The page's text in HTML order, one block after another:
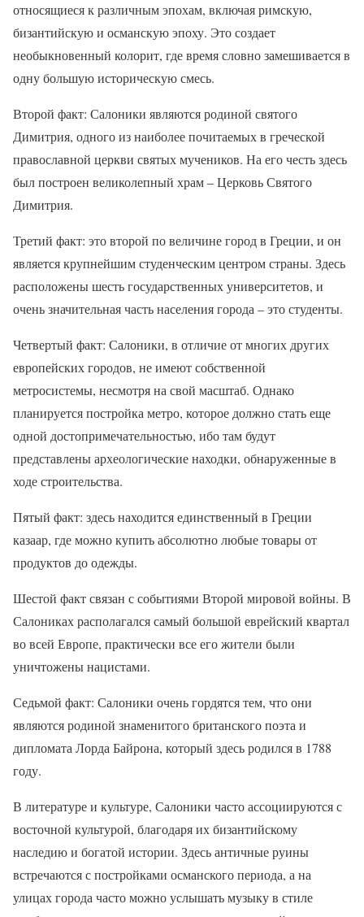
относящиеся к различным эпохам, включая римскую,
бизантийскую и османскую эпоху. Это создает
необыкновенный колорит, где время словно замешивается в
одну большую историческую смесь.
Второй факт: Салоники являются родиной святого
Димитрия, одного из наиболее почитаемых в греческой
православной церкви святых мучеников. На его честь здесь
был построен великолепный храм – Церковь Святого
Димитрия.
Третий факт: это второй по величине город в Греции, и он
является крупнейшим студенческим центром страны. Здесь
расположены шесть государственных университетов, и
очень значительная часть населения города – это студенты.
Четвертый факт: Салоники, в отличие от многих других
европейских городов, не имеют собственной
метросистемы, несмотря на свой масштаб. Однако
планируется постройка метро, которое должно стать еще
одной достопримечательностью, ибо там будут
представлены археологические находки, обнаруженные в
ходе строительства.
Пятый факт: здесь находится единственный в Греции
казаар, где можно купить абсолютно любые товары от
продуктов до одежды.
Шестой факт связан с событиями Второй мировой войны. В
Салониках располагался самый большой еврейский квартал
во всей Европе, практически все его жители были
уничтожены нацистами.
Седьмой факт: Салоники очень гордятся тем, что они
являются родиной знаменитого британского поэта и
дипломата Лорда Байрона, который здесь родился в 1788
году.
В литературе и культуре, Салоники часто ассоциируются с
восточной культурой, благодаря их бизантийскому
наследию и богатой истории. Здесь античные руины
встречаются с постройками османского периода, а на
улицах города часто можно услышать музыку в стиле